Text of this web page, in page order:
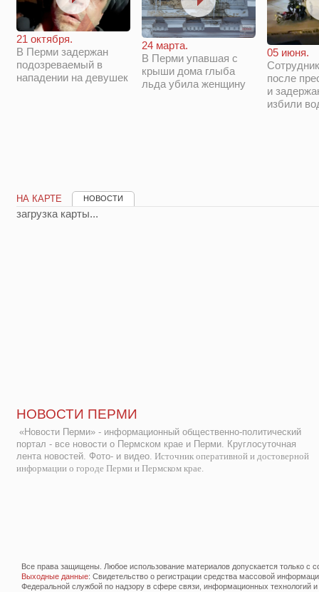
21 октября.
В Перми задержан
подозреваемый в
нападении на девушек
24 марта.
В Перми упавшая с
крыши дома глыба
льда убила женщину
05 июня.
после
и
избили
НА КАРТЕ НОВОСТИ
загрузка карты...
НОВОСТИ ПЕРМИ
«Новости Перми» - информационный общественно-политический
портал - все новости о Пермском крае и Перми. Круглосуточная
лента новостей. Фото- и видео. Источник оперативной и достоверной
информации о городе Перми и Пермском крае.
Все права защищены. Любое использование материалов допускается только с
Выходные данные: Свидетельство о регистрации средства массовой
Федеральной службой по надзору в сфере связи, информационных технологий